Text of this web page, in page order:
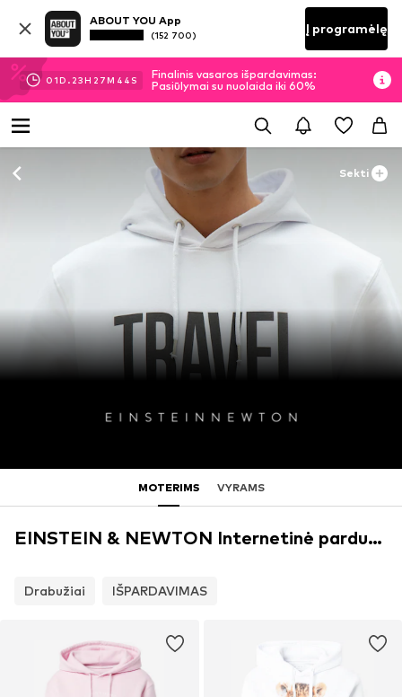
ABOUT YOU App
(152 700) Į programėlę
01D. 23H 27M 43 S
Finalinis vasaros išpardavimas:
Pasiūlymai su nuolaida iki 60%
Sekti
MOTERIMS VYRAMS
EINSTEIN & NEWTON Internetinė parduotuvė
Drabužiai IŠPARDAVIMAS